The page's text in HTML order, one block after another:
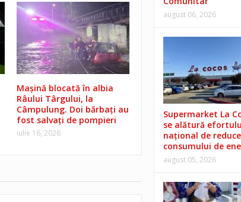
Mașină blocată în albia
Râului Târgului, la
Câmpulung. Doi bărbați au
fost salvați de pompieri
iulie 16, 2026
august 06, 2026
Supermarket La
se alătură
național de
consumului de
august 05, 2026